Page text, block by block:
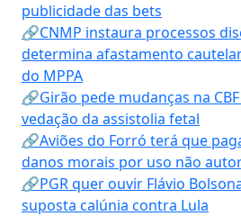
publicidade das bets
🔗CNMP instaura processos
determina afastamento
do MPPA
🔗Girão pede mudanças na
vedação da assistolia fetal
🔗Aviões do Forró terá que
danos morais por uso não
🔗PGR quer ouvir Flávio
suposta calúnia contra Lula